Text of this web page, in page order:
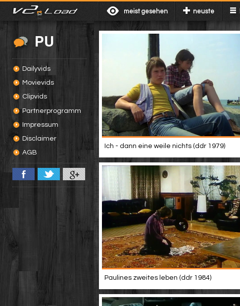
meist gesehen neuste
PU
Dailyvids
Movievids
Clipvids
Partnerprogramm
Impressum
Disclaimer
AGB
Ich - dann eine weile nichts (ddr 1979)
Paulines zweites leben (ddr 1984)